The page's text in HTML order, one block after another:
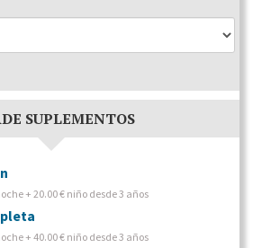
SUPLEMENTOS
+ 20.00 € niño desde 3 años
+ 40.00 € niño desde 3 años